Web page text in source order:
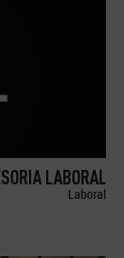
LABORAL
Laboral